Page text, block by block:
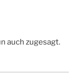
auch zugesagt.